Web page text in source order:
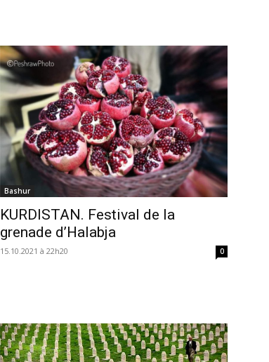
Bashur
KURDISTAN. Festival de la
grenade d’Halabja
15.10.2021 à 22h20 0